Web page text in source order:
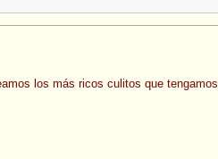
los más ricos culitos que tengamos